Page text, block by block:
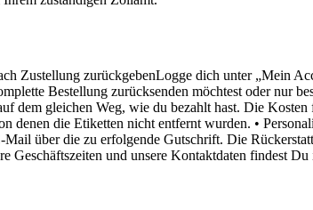
Zustellung zurückgebenLogge dich unter „Mein
Bestellung zurücksenden möchtest oder nur
dem gleichen Weg, wie du bezahlt hast. Die
die Etiketten nicht entfernt wurden. •
über die zu erfolgende Gutschrift. Die
und unsere Kontaktdaten findest